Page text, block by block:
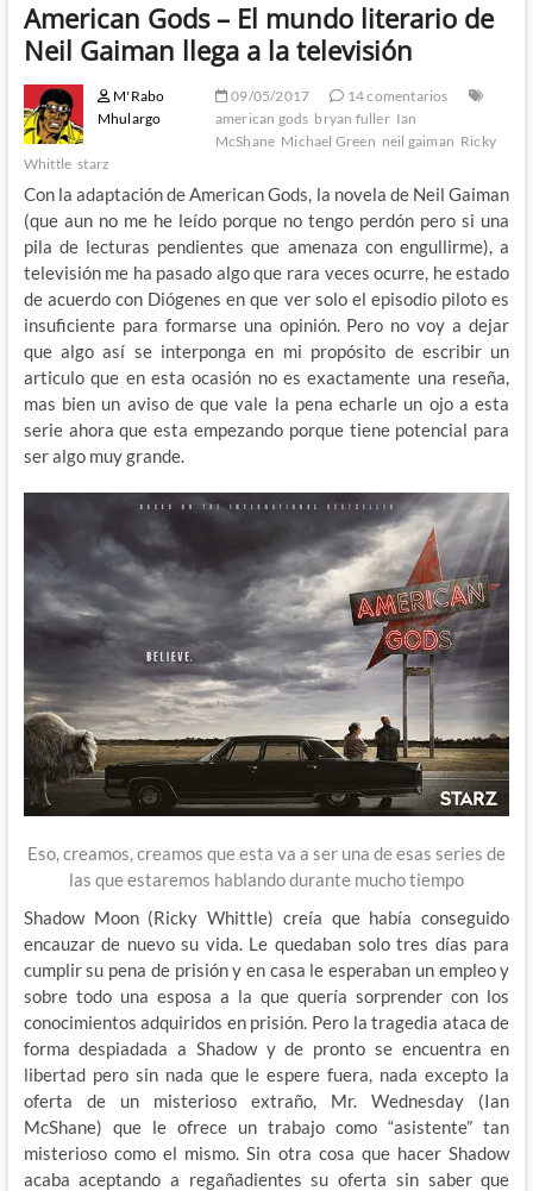
American Gods – El mundo literario de
Neil Gaiman llega a la televisión
M'Rabo
Mhulargo
09/05/2017
14 comentarios
american gods bryan fuller Ian
McShane Michael Green neil gaiman Ricky
Whittle starz
Con la adaptación de American Gods, la novela de Neil Gaiman
(que aun no me he leído porque no tengo perdón pero si una
pila de lecturas pendientes que amenaza con engullirme), a
televisión me ha pasado algo que rara veces ocurre, he estado
de acuerdo con Diógenes en que ver solo el episodio piloto es
insuficiente para formarse una opinión. Pero no voy a dejar
que algo así se interponga en mi propósito de escribir un
articulo que en esta ocasión no es exactamente una reseña,
mas bien un aviso de que vale la pena echarle un ojo a esta
serie ahora que esta empezando porque tiene potencial para
ser algo muy grande.
Eso, creamos, creamos que esta va a ser una de esas series de
las que estaremos hablando durante mucho tiempo
Shadow Moon (Ricky Whittle) creía que había conseguido
encauzar de nuevo su vida. Le quedaban solo tres días para
cumplir su pena de prisión y en casa le esperaban un empleo y
sobre todo una esposa a la que quería sorprender con los
conocimientos adquiridos en prisión. Pero la tragedia ataca de
forma despiadada a Shadow y de pronto se encuentra en
libertad pero sin nada que le espere fuera, nada excepto la
oferta de un misterioso extraño, Mr. Wednesday (Ian
McShane) que le ofrece un trabajo como “asistente” tan
misterioso como el mismo. Sin otra cosa que hacer Shadow
acaba aceptando a regañadientes su oferta sin saber que